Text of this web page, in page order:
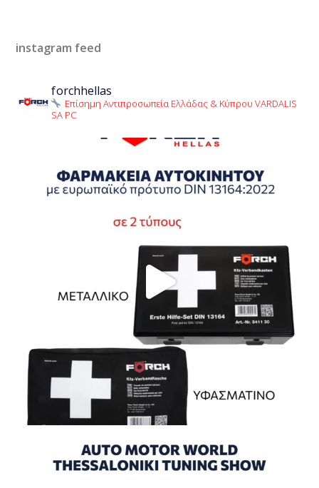
instagram feed
forchhellas
Επίσημη Αντιπροσωπεία Ελλάδας & Κύπρου VARDALIS
SA PC